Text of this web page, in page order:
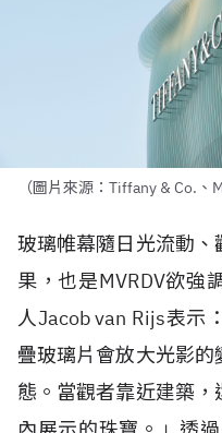
（圖片來源：Tiffany & Co.、
玻璃帷幕隨日光流動
果，也是MVRDV欲強
人Jacob van Rijs表示
疊玻璃片會放大光影
態。當觀者靠近建築